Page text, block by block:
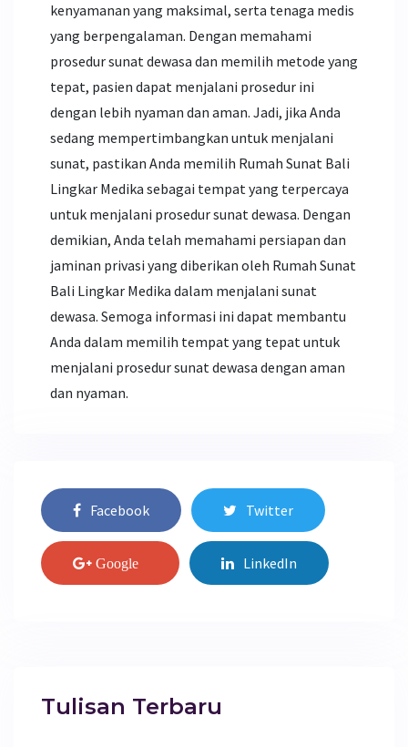
kenyamanan yang maksimal, serta tenaga medis
yang berpengalaman. Dengan memahami
prosedur sunat dewasa dan memilih metode yang
tepat, pasien dapat menjalani prosedur ini
dengan lebih nyaman dan aman. Jadi, jika Anda
sedang mempertimbangkan untuk menjalani
sunat, pastikan Anda memilih Rumah Sunat Bali
Lingkar Medika sebagai tempat yang terpercaya
untuk menjalani prosedur sunat dewasa. Dengan
demikian, Anda telah memahami persiapan dan
jaminan privasi yang diberikan oleh Rumah Sunat
Bali Lingkar Medika dalam menjalani sunat
dewasa. Semoga informasi ini dapat membantu
Anda dalam memilih tempat yang tepat untuk
menjalani prosedur sunat dewasa dengan aman
dan nyaman.
Facebook Twitter
Google LinkedIn
Tulisan Terbaru